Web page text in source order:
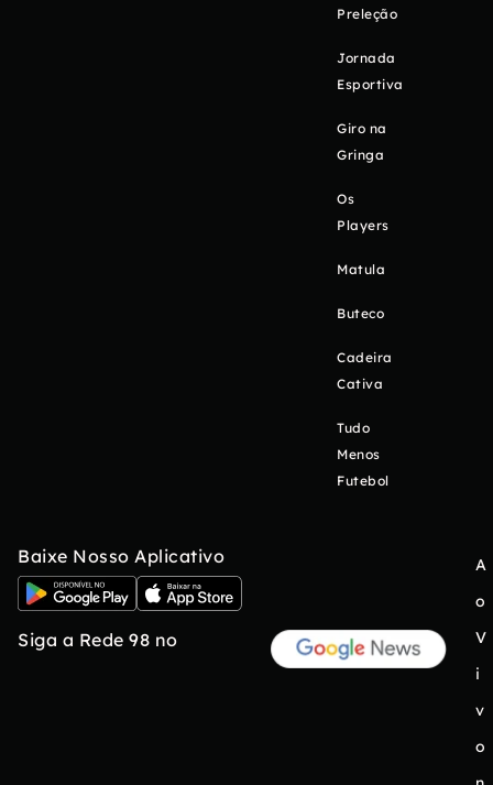
Preleção
Jornada
Esportiva
Giro na
Gringa
Os
Players
Matula
Buteco
Cadeira
Cativa
Tudo
Menos
Futebol
Baixe Nosso Aplicativo
Siga a Rede 98 no
A
o
V
i
v
o